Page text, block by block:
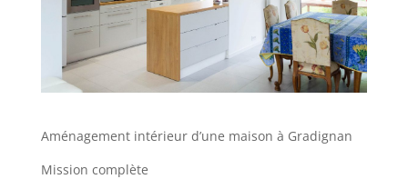
Aménagement intérieur d’une maison à Gradignan
Mission complète